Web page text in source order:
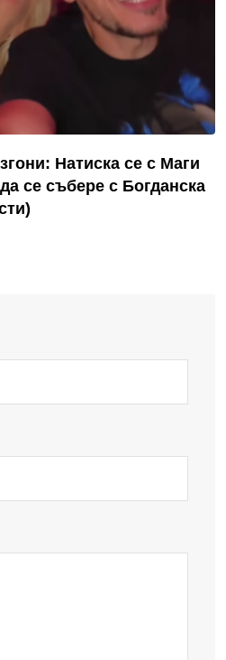
Натиска се с Маги
се събере с Богданска